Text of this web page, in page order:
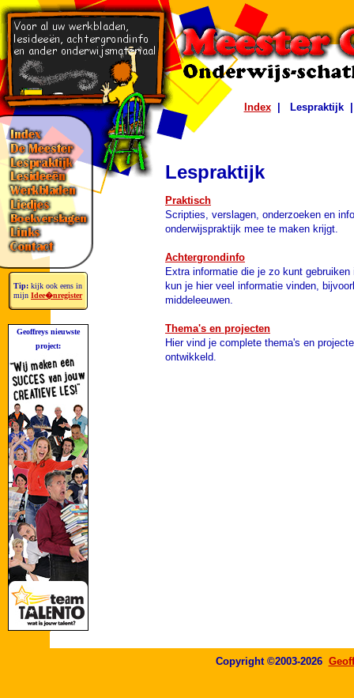
Index| Lespraktijk
Tip: kijk ook eens in
mijn Idee�nregister
Geoffreys nieuwste
project:
Lespraktijk
Praktisch
Scripties, verslagen, onderzoeken en
onderwijspraktijk mee te maken krijgt.
Achtergrondinfo
Extra informatie die je zo kunt
kun je hier veel informatie vinden,
middeleeuwen.
Thema's en projecten
Hier vind je complete thema's en
ontwikkeld.
Copyright ©2003-2026